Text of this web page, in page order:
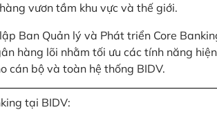
vươn tầm khu vực và thế giới.
Ban Quản lý và Phát triển Core
hàng lõi nhằm tối ưu các tính năng hiện
cán bộ và toàn hệ thống BIDV.
tại BIDV: